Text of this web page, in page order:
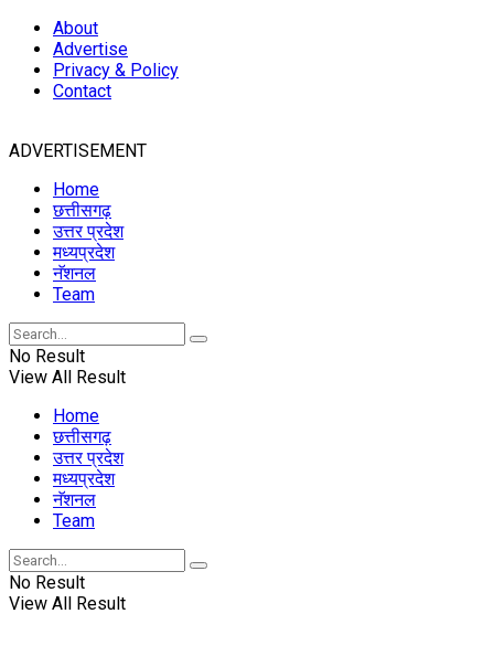
About
Advertise
Privacy & Policy
Contact
ADVERTISEMENT
Home
छत्तीसगढ़
उत्तर प्रदेश
मध्यप्रदेश
नॅशनल
Team
No Result
View All Result
Home
छत्तीसगढ़
उत्तर प्रदेश
मध्यप्रदेश
नॅशनल
Team
No Result
View All Result